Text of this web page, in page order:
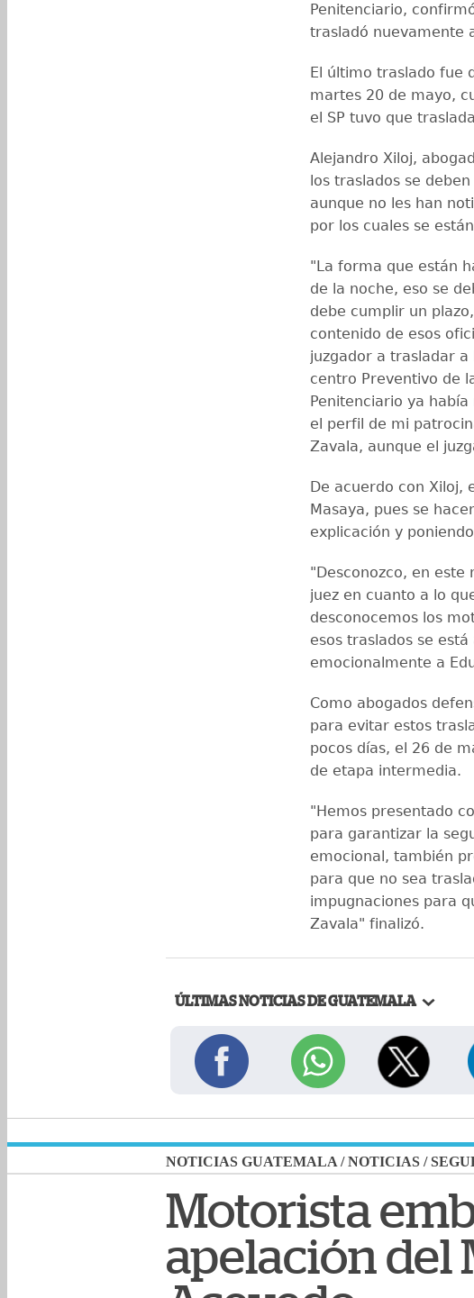
Penitenciario,
trasladó nuevamente
El último traslado fue
martes 20 de mayo,
el SP tuvo que
Alejandro Xiloj,
los traslados se
aunque no les han
por los cuales se
"La forma que están
de la noche, eso se
debe cumplir un
contenido de esos
juzgador a trasladar a
centro Preventivo de
Penitenciario ya
el perfil de mi
Zavala, aunque el
De acuerdo con Xiloj,
Masaya, pues se
explicación y
"Desconozco, en
juez en cuanto a lo
desconocemos los
esos traslados se
emocionalmente a
Como abogados
para evitar estos
pocos días, el 26 de
de etapa intermedia.
"Hemos presentado
para garantizar la
emocional, también
para que no sea
impugnaciones para
Zavala" finalizó.
ÚLTIMAS NOTICIAS DE GUATEMALA
NOTICIAS GUATEMALA /NOTICIAS /
Motorista
apelación del